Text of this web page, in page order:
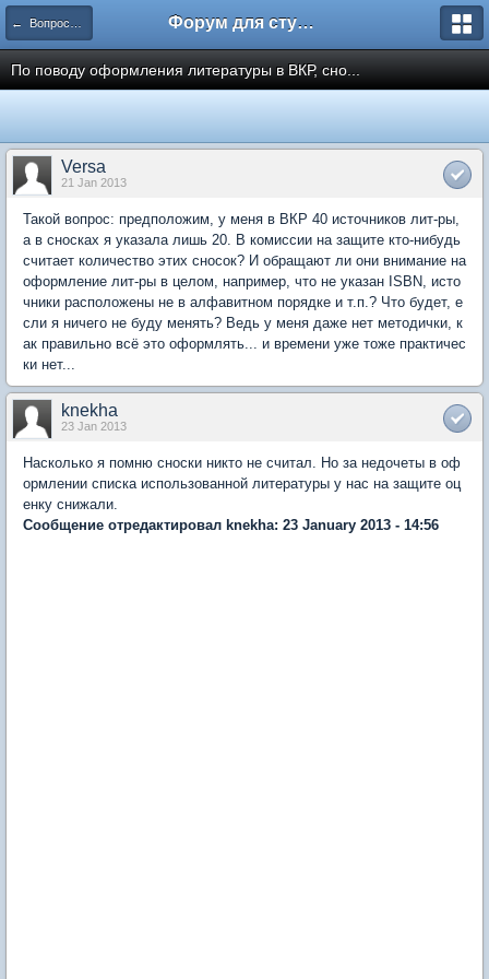
← Вопросы и ответы Форум для студента СГА
По поводу оформления литературы в ВКР, сно...
Versa
21 Jan 2013
Такой вопрос: предположим, у меня в ВКР 40 источников лит-ры,
а в сносках я указала лишь 20. В комиссии на защите кто-нибудь
считает количество этих сносок? И обращают ли они внимание на
оформление лит-ры в целом, например, что не указан ISBN, исто
чники расположены не в алфавитном порядке и т.п.? Что будет, е
сли я ничего не буду менять? Ведь у меня даже нет методички, к
ак правильно всё это оформлять... и времени уже тоже практичес
ки нет...
knekha
23 Jan 2013
Насколько я помню сноски никто не считал. Но за недочеты в оф
ормлении списка использованной литературы у нас на защите оц
енку снижали.
Сообщение отредактировал knekha: 23 January 2013 - 14:56